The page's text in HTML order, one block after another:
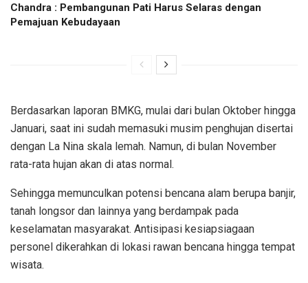
Chandra : Pembangunan Pati Harus Selaras dengan
Pemajuan Kebudayaan
Berdasarkan laporan BMKG, mulai dari bulan Oktober hingga
Januari, saat ini sudah memasuki musim penghujan disertai
dengan La Nina skala lemah. Namun, di bulan November
rata-rata hujan akan di atas normal.
Sehingga memunculkan potensi bencana alam berupa banjir,
tanah longsor dan lainnya yang berdampak pada
keselamatan masyarakat. Antisipasi kesiapsiagaan
personel dikerahkan di lokasi rawan bencana hingga tempat
wisata.